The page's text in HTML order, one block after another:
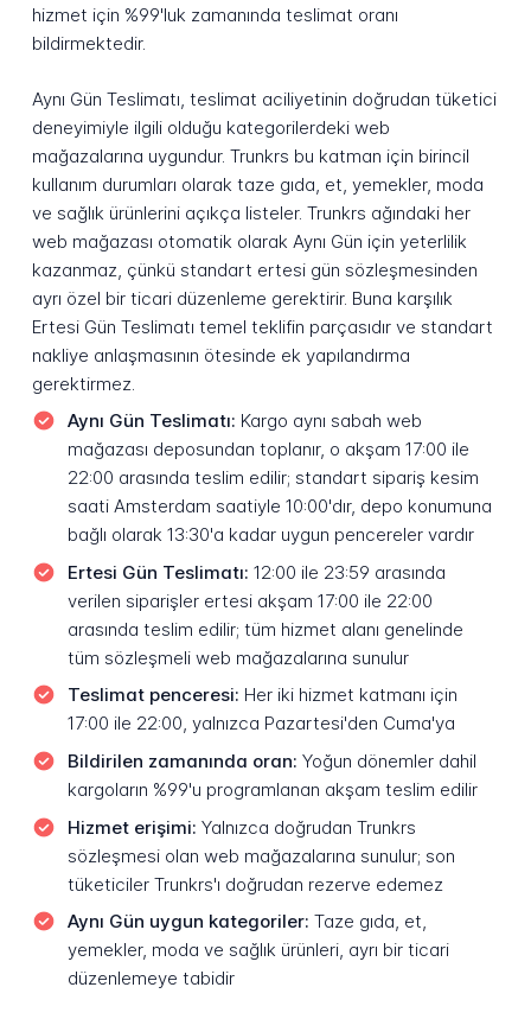
hizmet için %99'luk zamanında teslimat oranı
bildirmektedir.
Aynı Gün Teslimatı, teslimat aciliyetinin doğrudan tüketici
deneyimiyle ilgili olduğu kategorilerdeki web
mağazalarına uygundur. Trunkrs bu katman için birincil
kullanım durumları olarak taze gıda, et, yemekler, moda
ve sağlık ürünlerini açıkça listeler. Trunkrs ağındaki her
web mağazası otomatik olarak Aynı Gün için yeterlilik
kazanmaz, çünkü standart ertesi gün sözleşmesinden
ayrı özel bir ticari düzenleme gerektirir. Buna karşılık
Ertesi Gün Teslimatı temel teklifin parçasıdır ve standart
nakliye anlaşmasının ötesinde ek yapılandırma
gerektirmez.
Aynı Gün Teslimatı: Kargo aynı sabah web
mağazası deposundan toplanır, o akşam 17:00 ile
22:00 arasında teslim edilir; standart sipariş kesim
saati Amsterdam saatiyle 10:00'dır, depo konumuna
bağlı olarak 13:30'a kadar uygun pencereler vardır
Ertesi Gün Teslimatı: 12:00 ile 23:59 arasında
verilen siparişler ertesi akşam 17:00 ile 22:00
arasında teslim edilir; tüm hizmet alanı genelinde
tüm sözleşmeli web mağazalarına sunulur
Teslimat penceresi: Her iki hizmet katmanı için
17:00 ile 22:00, yalnızca Pazartesi'den Cuma'ya
Bildirilen zamanında oran: Yoğun dönemler dahil
kargoların %99'u programlanan akşam teslim edilir
Hizmet erişimi: Yalnızca doğrudan Trunkrs
sözleşmesi olan web mağazalarına sunulur; son
tüketiciler Trunkrs'ı doğrudan rezerve edemez
Aynı Gün uygun kategoriler: Taze gıda, et,
yemekler, moda ve sağlık ürünleri, ayrı bir ticari
düzenlemeye tabidir